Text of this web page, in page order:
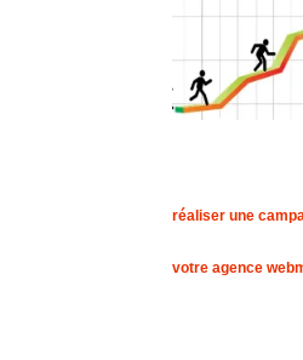
réaliser une
votre agence